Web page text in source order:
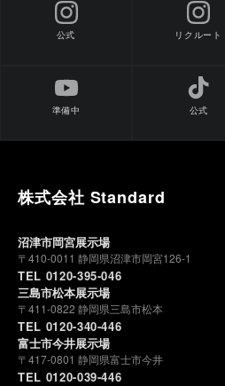
公式 リクルート
準備中 公式
株式会社 Standard
沼津市岡宮展示場
〒410-0011 静岡県沼津市岡宮126-1
TEL 0120-395-046
三島市松本展示場
〒411-0822 静岡県三島市松本
TEL 0120-340-446
富士市今井展示場
〒417-0801 静岡県富士市今井
TEL 0120-039-446